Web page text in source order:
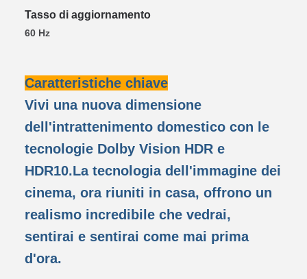
Tasso di aggiornamento
60 Hz
Caratteristiche chiave
Vivi una nuova dimensione
dell'intrattenimento domestico con le
tecnologie Dolby Vision HDR e
HDR10.La tecnologia dell'immagine dei
cinema, ora riuniti in casa, offrono un
realismo incredibile che vedrai,
sentirai e sentirai come mai prima
d'ora.